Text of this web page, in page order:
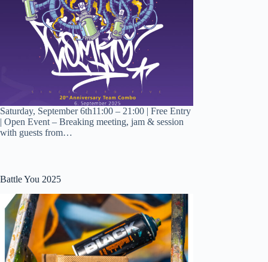
Saturday, September 6th11:00 – 21:00 | Free Entry
| Open Event – Breaking meeting, jam & session
with guests from…
Battle You 2025